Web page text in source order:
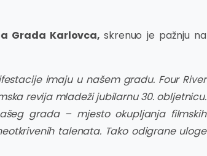
Grada Karlovca,skrenuo je pažnju na
imaju u našem gradu. Four River
revija mladeži jubilarnu 30. obljetnicu.
grada – mjesto okupljanja filmskih
talenata. Tako odigrane uloge